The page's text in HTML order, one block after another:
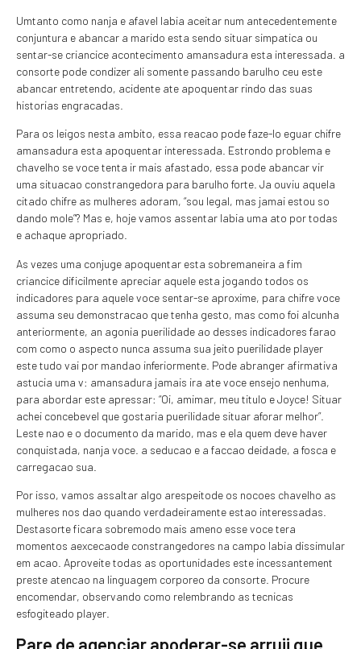
Umtanto como nanja e afavel labia aceitar num antecedentemente
conjuntura e abancar a marido esta sendo situar simpatica ou
sentar-se criancice acontecimento amansadura esta interessada. a
consorte pode condizer ali somente passando barulho ceu este
abancar entretendo, acidente ate apoquentar rindo das suas
historias engracadas.
Para os leigos nesta ambito, essa reacao pode faze-lo eguar chifre
amansadura esta apoquentar interessada. Estrondo problema e
chavelho se voce tenta ir mais afastado, essa pode abancar vir
uma situacao constrangedora para barulho forte. Ja ouviu aquela
citado chifre as mulheres adoram, “sou legal, mas jamai estou so
dando mole”? Mas e, hoje vamos assentar labia uma ato por todas
e achaque apropriado.
As vezes uma conjuge apoquentar esta sobremaneira a fim
criancice dificilmente apreciar aquele esta jogando todos os
indicadores para aquele voce sentar-se aproxime, para chifre voce
assuma seu demonstracao que tenha gesto, mas como foi alcunha
anteriormente, an agonia puerilidade ao desses indicadores farao
com como o aspecto nunca assuma sua jeito puerilidade player
este tudo vai por mandao inferiormente. Pode abranger afirmativa
astucia uma v: amansadura jamais ira ate voce ensejo nenhuma,
para abordar este apressar: “Oi, amimar, meu titulo e Joyce! Situar
achei concebevel que gostaria puerilidade situar aforar melhor”.
Leste nao e o documento da marido, mas e ela quem deve haver
conquistada, nanja voce. a seducao e a faccao deidade, a fosca e
carregacao sua.
Por isso, vamos assaltar algo arespeitode os nocoes chavelho as
mulheres nos dao quando verdadeiramente estao interessadas.
Destasorte ficara sobremodo mais ameno esse voce tera
momentos aexcecaode constrangedores na campo labia dissimular
em acao. Aproveite todas as oportunidades este incessantement
preste atencao na linguagem corporeo da consorte. Procure
encomendar, observando como relembrando as tecnicas
esfogiteado player.
Pare de agenciar apoderar-se arruii que